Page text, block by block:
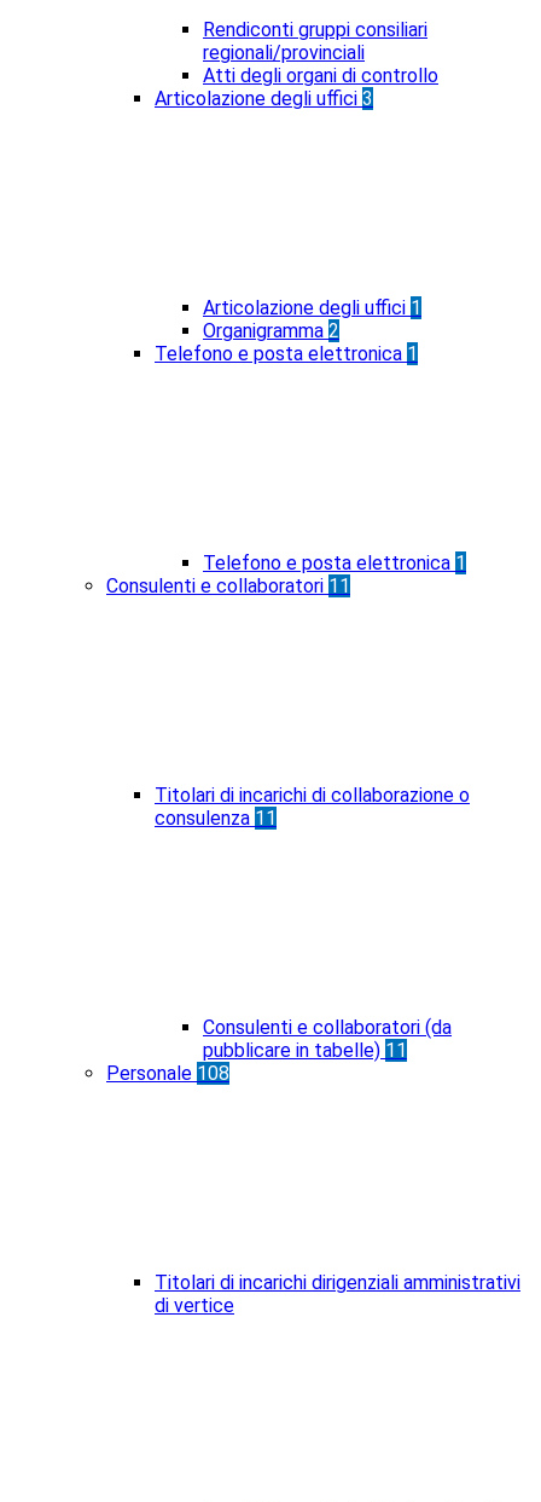
Rendiconti gruppi consiliari
regionali/provinciali
Atti degli organi di controllo
Articolazione degli uffici 3
Articolazione degli uffici 1
Organigramma 2
Telefono e posta elettronica 1
Telefono e posta elettronica 1
Consulenti e collaboratori 11
Titolari di incarichi di collaborazione o
consulenza 11
Consulenti e collaboratori (da
pubblicare in tabelle) 11
Personale 108
Titolari di incarichi dirigenziali amministrativi
di vertice